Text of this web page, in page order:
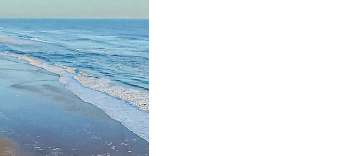
baixo do teclado ou tocando e deslizando o dedo na tela.